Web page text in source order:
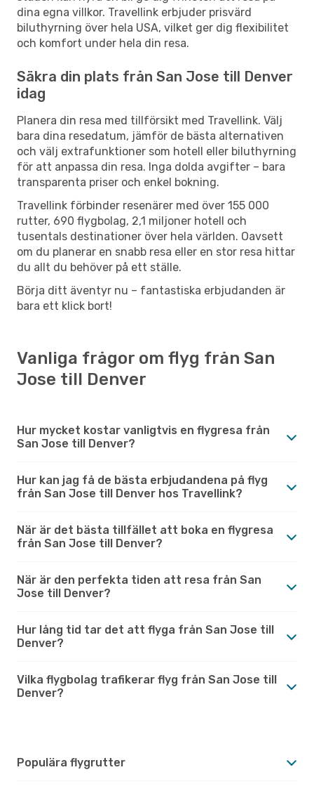
dina egna villkor. Travellink erbjuder prisvärd
biluthyrning över hela USA, vilket ger dig flexibilitet
och komfort under hela din resa.
Säkra din plats från San Jose till Denver
idag
Planera din resa med tillförsikt med Travellink. Välj
bara dina resedatum, jämför de bästa alternativen
och välj extrafunktioner som hotell eller biluthyrning
för att anpassa din resa. Inga dolda avgifter – bara
transparenta priser och enkel bokning.
Travellink förbinder resenärer med över 155 000
rutter, 690 flygbolag, 2,1 miljoner hotell och
tusentals destinationer över hela världen. Oavsett
om du planerar en snabb resa eller en stor resa hittar
du allt du behöver på ett ställe.
Börja ditt äventyr nu – fantastiska erbjudanden är
bara ett klick bort!
Vanliga frågor om flyg från San
Jose till Denver
Hur mycket kostar vanligtvis en flygresa från
San Jose till Denver?
Hur kan jag få de bästa erbjudandena på flyg
från San Jose till Denver hos Travellink?
När är det bästa tillfället att boka en flygresa
från San Jose till Denver?
När är den perfekta tiden att resa från San
Jose till Denver?
Hur lång tid tar det att flyga från San Jose till
Denver?
Vilka flygbolag trafikerar flyg från San Jose till
Denver?
Populära flygrutter